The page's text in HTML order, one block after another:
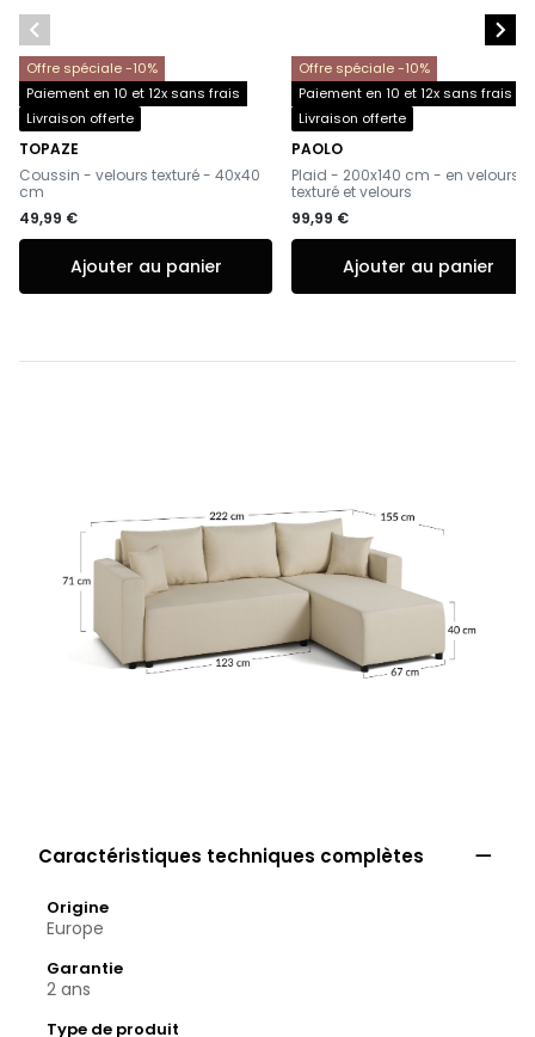
Offre spéciale -10%
Paiement en 10 et 12x sans frais
Livraison offerte
TOPAZE
-
Coussin - velours texturé - 40x40
cm
49,99 €
Ajouter au panier
Offre spéciale -10%
Paiement en 10 et 12x sans frais
Livraison offerte
PAOLO
-
Plaid - 200x140 cm - en velours
texturé et velours
99,99 €
Ajouter au panier
 
Caractéristiques techniques complètes 
Origine
Europe
Garantie
2 ans
Type de produit